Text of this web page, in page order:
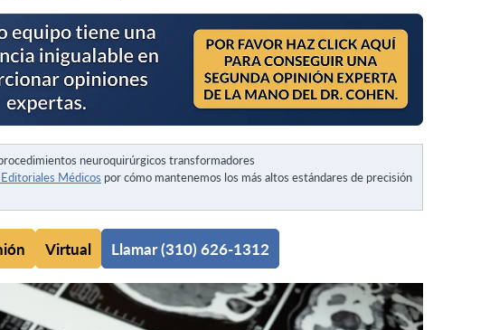
neuroquirúrgicos transformadores
Médicos por cómo mantenemos los más altos estándares de precisión
Virtual Llamar (310) 626-1312